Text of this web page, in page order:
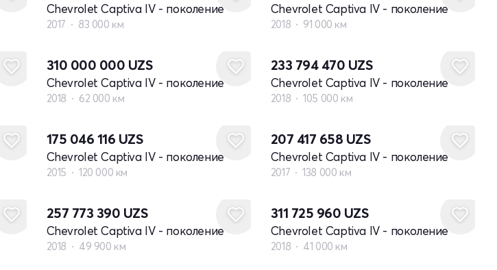
Chevrolet Captiva IV - поколение
2017 83 000 км
Chevrolet Captiva IV - поколение
2018 91 000 км
310 000 000 UZS
Chevrolet Captiva IV - поколение
2018 62 000 км
233 794 470 UZS
Chevrolet Captiva IV - поколение
2018 105 000 км
175 046 116 UZS
Chevrolet Captiva IV - поколение
2015 120 000 км
207 417 658 UZS
Chevrolet Captiva IV - поколение
2017 138 000 км
257 773 390 UZS
Chevrolet Captiva IV - поколение
2018 49 900 км
311 725 960 UZS
Chevrolet Captiva IV - поколение
2018 41 000 км